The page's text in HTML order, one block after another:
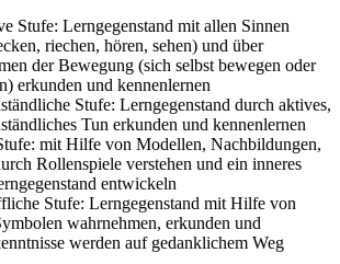
Stufe: Lerngegenstand mit allen Sinnen
riechen, hören, sehen) und über
der Bewegung (sich selbst bewegen oder
erkunden und kennenlernen
Stufe: Lerngegenstand durch aktives,
Tun erkunden und kennenlernen
mit Hilfe von Modellen, Nachbildungen,
Rollenspiele verstehen und ein inneres
entwickeln
Stufe: Lerngegenstand mit Hilfe von
wahrnehmen, erkunden und
werden auf gedanklichem Weg